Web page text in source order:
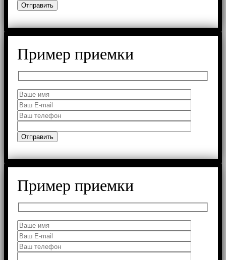
Пример приемки
Пример приемки